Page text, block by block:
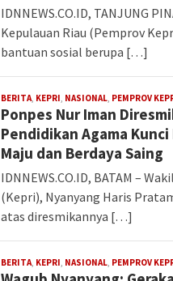
IDNNEWS.CO.ID, TANJUNG
Kepulauan Riau (Pemprov
bantuan sosial berupa […]
BERITA, KEPRI, NASIONAL, PEMPROV
Ponpes Nur Iman
Pendidikan Agama
Maju dan Berdaya Saing
IDNNEWS.CO.ID, BATAM –
(Kepri), Nyanyang Haris
atas diresmikannya […]
BERITA, KEPRI, NASIONAL, PEMPROV